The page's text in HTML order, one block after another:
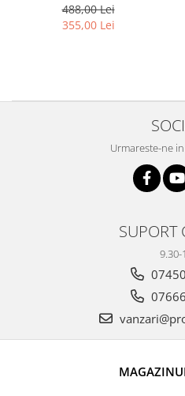
488,00 Lei
355,00 Lei
Urmareste-ne
SUPORT
9.30-